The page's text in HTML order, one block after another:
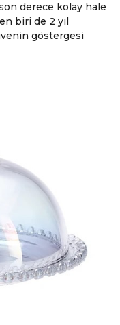
derece kolay hale
biri de 2 yıl
göstergesi